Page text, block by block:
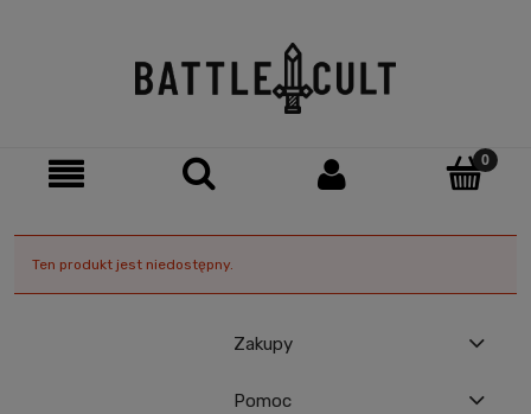
Ten produkt jest niedostępny.
Zakupy
Pomoc